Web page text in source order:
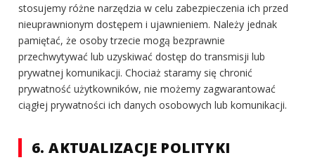
stosujemy różne narzędzia w celu zabezpieczenia ich przed
nieuprawnionym dostępem i ujawnieniem. Należy jednak
pamiętać, że osoby trzecie mogą bezprawnie
przechwytywać lub uzyskiwać dostęp do transmisji lub
prywatnej komunikacji. Chociaż staramy się chronić
prywatność użytkowników, nie możemy zagwarantować
ciągłej prywatności ich danych osobowych lub komunikacji.
6. AKTUALIZACJE POLITYKI